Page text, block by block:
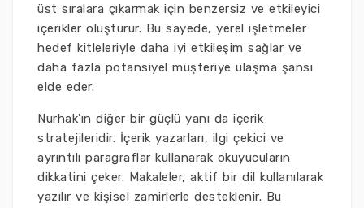
üst sıralara çıkarmak için benzersiz ve etkileyici
içerikler oluşturur. Bu sayede, yerel işletmeler
hedef kitleleriyle daha iyi etkileşim sağlar ve
daha fazla potansiyel müşteriye ulaşma şansı
elde eder.
Nurhak'ın diğer bir güçlü yanı da içerik
stratejileridir. İçerik yazarları, ilgi çekici ve
ayrıntılı paragraflar kullanarak okuyucuların
dikkatini çeker. Makaleler, aktif bir dil kullanılarak
yazılır ve kişisel zamirlerle desteklenir. Bu